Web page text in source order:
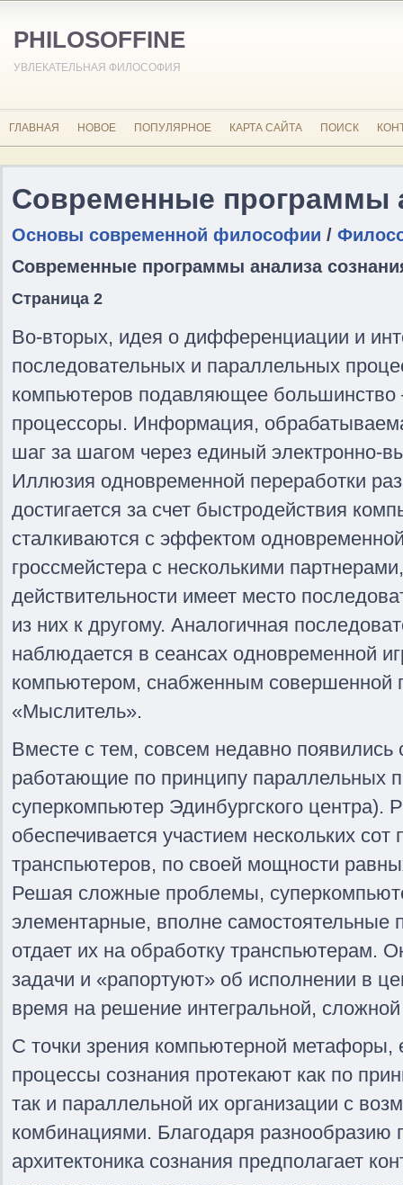
PHILOSOFFINE
УВЛЕКАТЕЛЬНАЯ ФИЛОСОФИЯ
ГЛАВНАЯ НОВОЕ ПОПУЛЯРНОЕ КАРТА САЙТА ПОИСК
Современные программы
Основы современной философии /
Современные программы анализа
Страница 2
Во-вторых, идея о дифференциации и
последовательных и параллельных
компьютеров подавляющее
процессоры. Информация,
шаг за шагом через единый электронно-
Иллюзия одновременной переработки
достигается за счет быстродействия
сталкиваются с эффектом
гроссмейстера с несколькими
действительности имеет место
из них к другому. Аналогичная
наблюдается в сеансах одновременной
компьютером, снабженным совершенной
«Мыслитель».
Вместе с тем, совсем недавно
работающие по принципу параллельных
суперкомпьютер Эдинбургского центра).
обеспечивается участием нескольких
транспьютеров, по своей мощности
Решая сложные проблемы,
элементарные, вполне
отдает их на обработку транспьютерам.
задачи и «рапортуют» об исполнении в
время на решение интегральной,
С точки зрения компьютерной метафоры,
процессы сознания протекают как по
так и параллельной их организации с
комбинациями. Благодаря разнообразию
архитектоника сознания предполагает